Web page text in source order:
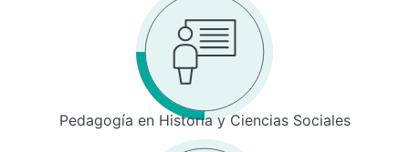
Pedagogía en Historia y Ciencias Sociales